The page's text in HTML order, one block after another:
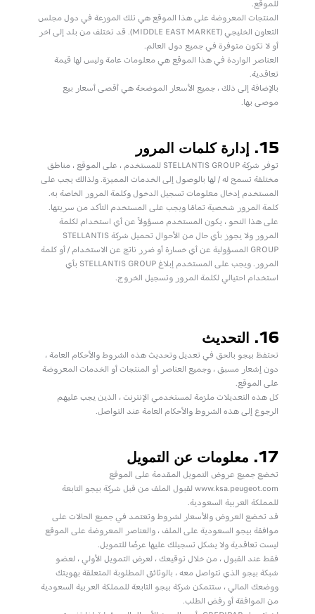
للموقع.
المنتجات المعروضة على هذا الموقع هي تلك الموزعة في دول مجلس
التعاون الخليجي (MIDDLE EAST MARKET). قد تختلف من بلد إلى آخر
أو لا تكون متوفرة في جميع دول العالم.
العناصر الواردة في هذا الموقع هي معلومات عامة وليس لها قيمة
تعاقدية.
بالإضافة إلى ذلك ، جميع الأسعار الموضحة هي أقصى أسعار بيع
موصى بها.
15. إدارة كلمات المرور
توفر شركة STELLANTIS GROUP للمستخدم ، على الموقع ، مناطق
مختلفة تسمح له / لها بالوصول إلى الخدمات المميزة. ولذالك يجب على
المستخدم إدخال معلومات تسجيل الدخول وكلمة المرور الخاصة به.
كلمة المرور شخصية تمامًا ويجب على المستخدم التأكد من سريتها.
على هذا النحو ، يكون المستخدم مسؤولاً عن أي استخدام لكلمة
المرور ولا يجوز بأي حال من الأحوال تحميل شركة STELLANTIS
GROUP المسؤولية عن أي خسارة أو ضرر ناتج عن الاستخدام / أو كلمة
المرور. ويجب على المستخدم إبلاغ STELLANTIS GROUP بأي
استخدام احتيالي لكلمة المرور وتسجيل الخروج.
16. التحديث
تحتفظ بيجو بالحق في تعديل وتحديث هذه الشروط والأحكام العامة ،
دون إشعار مسبق ، وجميع العناصر أو المنتجات أو الخدمات المعروضة
على الموقع.
كل هذه التعديلات ملزمة لمستخدمي الإنترنت ، الذين يجب عليهم
الرجوع إلى هذه الشروط والأحكام العامة عند التواصل.
17. معلومات عن التمويل
تخضع جميع عروض التمويل المقدمة على الموقع
www.ksa.peugeot.com لقبول الملف من قبل شركة بيجو التابعة
للمملكة العربية السعودية.
قد تخضع العروض والأسعار لشروط وتعتمد في جميع الحالات على
موافقة بيجو السعودية على الملف ، والعناصر المعروضة على الموقع
ليست تعاقدية ولا يشكل تسجيلك عليها عرضًا للتمويل.
فقط عند القبول ، من خلال توقيعك ، لعرض التمويل الأولي ، لعضو
شبكة بيجو الذي تتواصل معه ، بالوثائق المطلوبة المتعلقة بهويتك
ووضعك المالي ، ستتمكن شركة بيجو التابعة للمملكة العربية السعودية
من الموافقة أو رفض الطلب.